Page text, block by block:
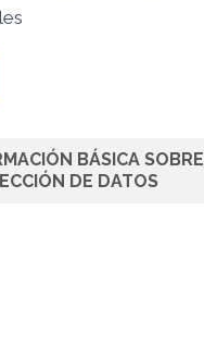
BÁSICA SOBRE
DE DATOS